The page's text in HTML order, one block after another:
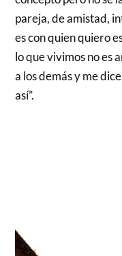
pareja, de amistad,
es con quien quiero
lo que vivimos no es
a los demás y me
así”.